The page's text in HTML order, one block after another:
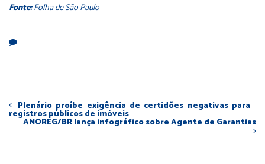
Fonte:Folha de São Paulo
Plenário proíbe exigência de certidões negativas para
registros públicos de imóveis
ANOREG/BR lança infográfico sobre Agente de Garantias